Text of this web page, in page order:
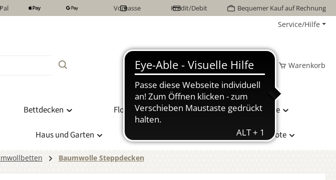
Vorkasse Kredit/Debit Bequemer Kauf auf Rechnung
Service/Hilfe
Wunschzettel Mein Konto Warenkorb
Bettdecken Flor Naturhaarbetten Bettwäsche
Haus und Garten Sonderangebote
Baumwolle Steppdecken